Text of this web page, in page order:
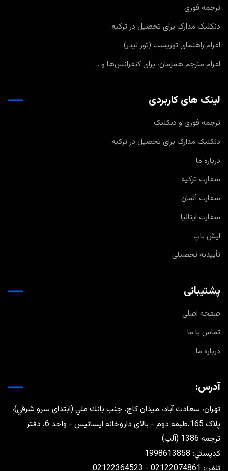
ترجمه فوری
دنکلیک مدارک برای تحصیل در ترکیه
اعزام راهنمای توریست (تور لیدر)
اعزام مترجم همزمان، برای کنفرانس‌ها و …
لینک های کاربردی
ترجمه فوری و دنکلیک
دنکلیک مدارک برای تحصیل در ترکیه
درباره ما
سفارت ترکیه
سفارت آلمان
سفارت ایتالیا
ایش تاپ
تأییدیه تحصیلی
پشتیبانی
صفحه اصلی
تماس با ما
درباره ما
آدرس:
تهران، سعادت آباد، ميدان كاج، جنب بانك ملي (ابتدای سرو شرقي)،
پلاک 165،طبقه دوم - بالای داروخانه ایساتیس - واحد 6، دفتر
ترجمه 1386 (آلپ)
كدپستي: 1998613858